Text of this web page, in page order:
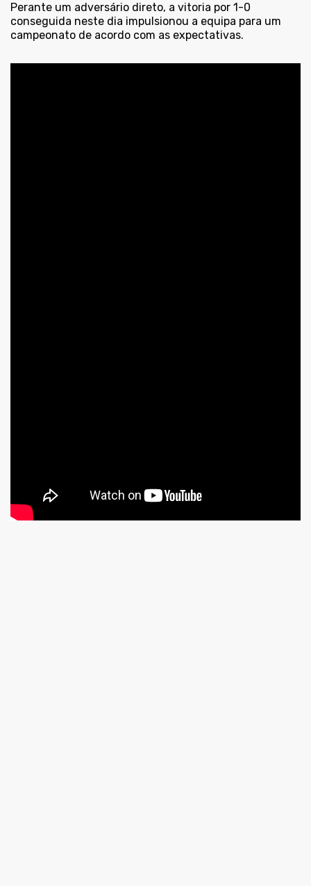
Perante um adversário direto, a vitoria por 1-0
conseguida neste dia impulsionou a equipa para um
campeonato de acordo com as expectativas.